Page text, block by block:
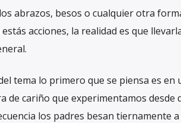
abrazos, besos o cualquier otra
acciones, la realidad es que
tema lo primero que se piensa es en
de cariño que experimentamos desde
los padres besan tiernamente